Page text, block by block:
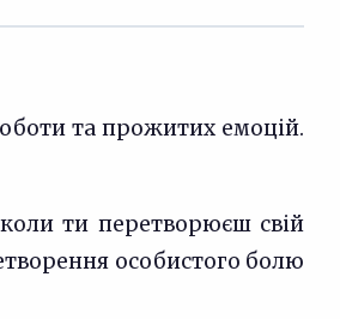
та прожитих емоцій.
ти перетворюєш свій
особистого болю